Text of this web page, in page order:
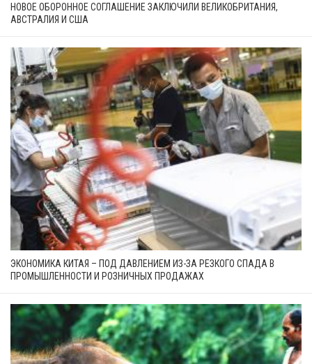
НОВОЕ ОБОРОННОЕ СОГЛАШЕНИЕ ЗАКЛЮЧИЛИ ВЕЛИКОБРИТАНИЯ,
АВСТРАЛИЯ И США
ЭКОНОМИКА КИТАЯ – ПОД ДАВЛЕНИЕМ ИЗ-ЗА РЕЗКОГО СПАДА В
ПРОМЫШЛЕННОСТИ И РОЗНИЧНЫХ ПРОДАЖАХ